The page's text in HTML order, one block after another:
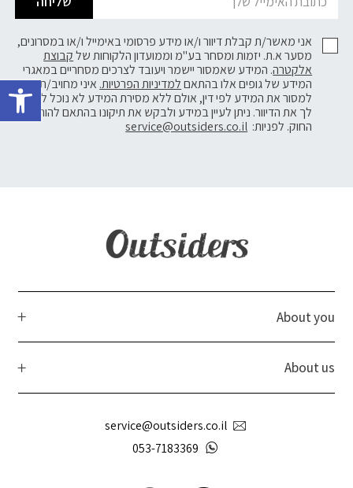
אני מאשר/ת קבלת דיוור ו/או מידע פרסומי באימייל ו/או במסרונים,
מסער א.ת. יזמות ומסחר בע"מ וממועדון הלקוחות שלקבוצת
אלקטרה. המידע שאמסור יישמר ויעובד לצרכים מסחריים במאגרי
המידע של גופים אלו בהתאםלמדיניות הפרטיות. איני מחויב/ת
למסור את המידע לפי דין, אולם ללא מסירת המידע לא נוכל לשלוח
לך את הדיוור. ניתן לעיין במידע ולבקש את תיקונו בהתאם להוראות
החוק. לפניות: service@outsiders.co.il
About you
About us
service@outsiders.co.il
053-7183369